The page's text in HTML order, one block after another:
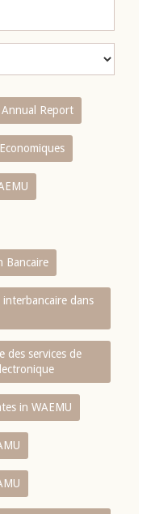
Report
Bancaire
dans
des services de
in WAEMU